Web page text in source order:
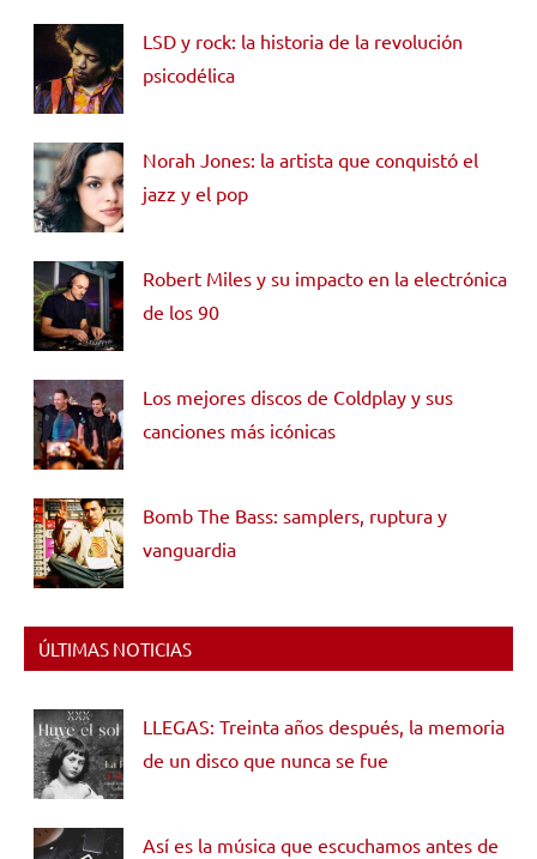
LSD y rock: la historia de la revolución
psicodélica
Norah Jones: la artista que conquistó el
jazz y el pop
Robert Miles y su impacto en la electrónica
de los 90
Los mejores discos de Coldplay y sus
canciones más icónicas
Bomb The Bass: samplers, ruptura y
vanguardia
ÚLTIMAS NOTICIAS
LLEGAS: Treinta años después, la memoria
de un disco que nunca se fue
Así es la música que escuchamos antes de